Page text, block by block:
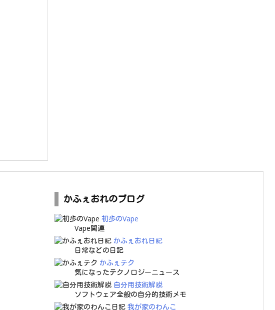
かふぇおれのブログ
初歩のVape
Vape関連
かふぇおれ日記
日常などの日記
かふぇテク
気になったテクノロジーニュース
自分用技術解説
ソフトウェア全般の自分的技術メモ
我が家のわんこ